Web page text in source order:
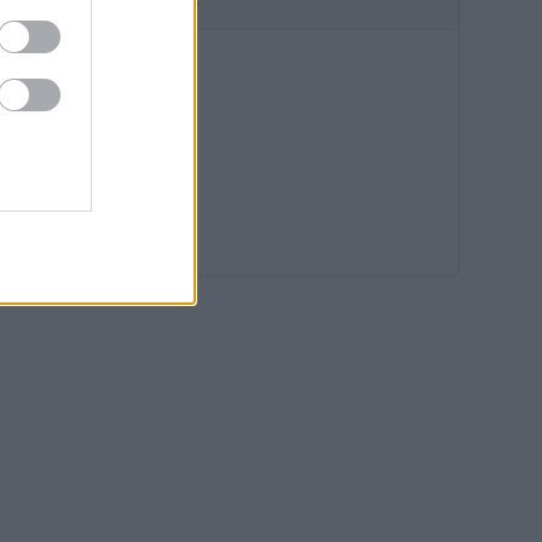
15:14
14:40